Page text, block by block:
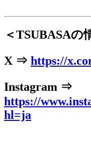
＜TSUBASAの
X ⇒ https://
Instagram ⇒
https://
hl=ja